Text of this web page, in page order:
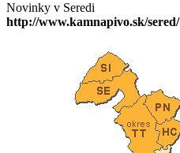
Novinky v Seredi
http://www.kamnapivo.sk/sered/